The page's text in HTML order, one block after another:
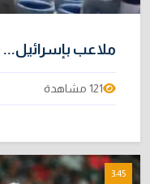
ملاعب بإسرائيل‬...
121 مشاهدة
3:45